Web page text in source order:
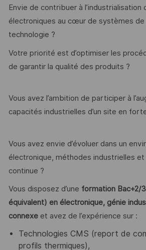
Envie de contribuer à l’industrialisation
électroniques au cœur de systèmes
technologie ?
Votre priorité est d’optimiser les
de garantir la qualité des produits ?
Vous avez l’ambition de participer à
capacités industrielles d’un site en
Vous avez envie d’évoluer dans un
électronique, méthodes industrielles et
continue ?
Vous disposez d’une formation Bac+2/
équivalent) en électronique, génie
connexeet avez de l’expérience sur :
Technologies CMS (report de
profils thermiques),